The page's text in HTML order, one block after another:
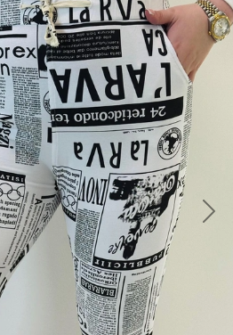
Next